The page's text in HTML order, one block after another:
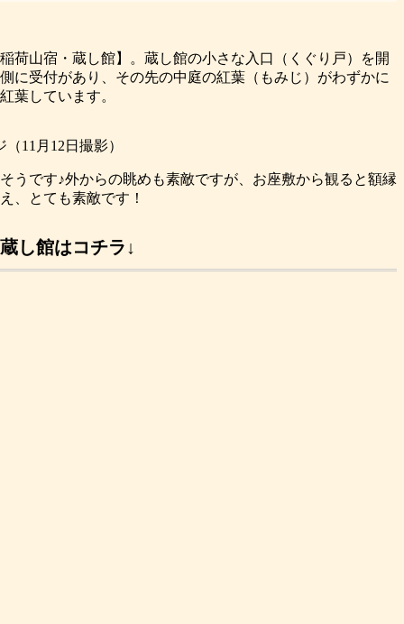
荷山宿・蔵し館】。蔵し館の小さな入口（くぐり戸）を開
に受付があり、その先の中庭の紅葉（もみじ）がわずかに
葉しています。
11月12日撮影）
うです♪外からの眺めも素敵ですが、お座敷から観ると額縁
、とても素敵です！
し館はコチラ↓